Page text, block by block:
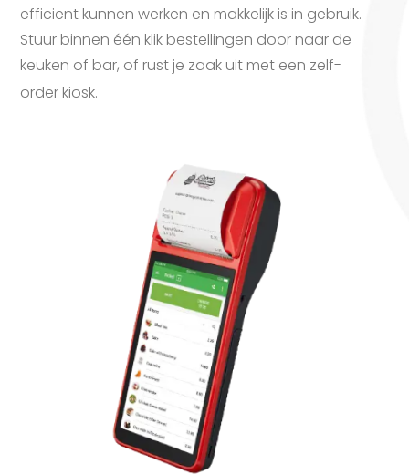
efficient kunnen werken en makkelijk is in gebruik.
Stuur binnen één klik bestellingen door naar de
keuken of bar, of rust je zaak uit met een zelf-
order kiosk.